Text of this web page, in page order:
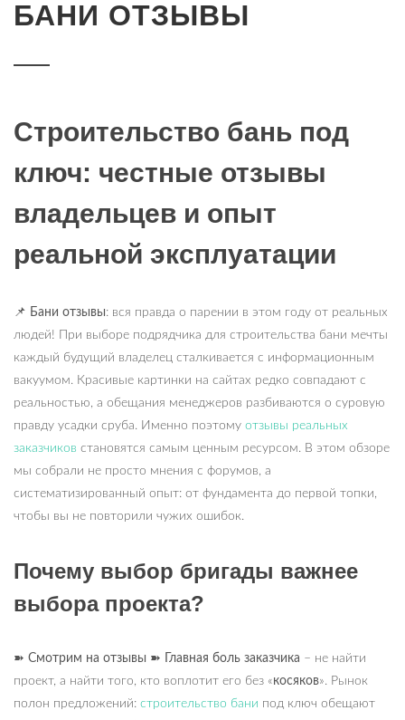
БАНИ ОТЗЫВЫ
Строительство бань под
ключ: честные отзывы
владельцев и опыт
реальной эксплуатации
📌 Бани отзывы: вся правда о парении в этом году от реальных
людей! При выборе подрядчика для строительства бани мечты
каждый будущий владелец сталкивается с информационным
вакуумом. Красивые картинки на сайтах редко совпадают с
реальностью, а обещания менеджеров разбиваются о суровую
правду усадки сруба. Именно поэтому отзывы реальных
заказчиков становятся самым ценным ресурсом. В этом обзоре
мы собрали не просто мнения с форумов, а
систематизированный опыт: от фундамента до первой топки,
чтобы вы не повторили чужих ошибок.
Почему выбор бригады важнее
выбора проекта?
➽ Смотрим на отзывы ➽ Главная боль заказчика – не найти
проект, а найти того, кто воплотит его без «косяков». Рынок
полон предложений: строительство бани под ключ обещают